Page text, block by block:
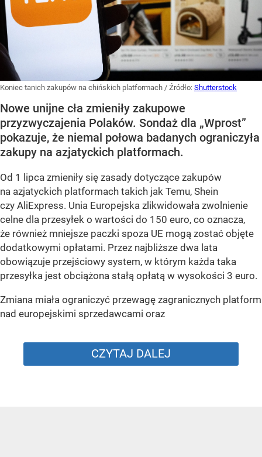
Koniec tanich zakupów na chińskich platformach / Źródło: Shutterstock
Nowe unijne cła zmieniły zakupowe
przyzwyczajenia Polaków. Sondaż dla „Wprost”
pokazuje, że niemal połowa badanych ograniczyła
zakupy na azjatyckich platformach.
Od 1 lipca zmieniły się zasady dotyczące zakupów
na azjatyckich platformach takich jak Temu, Shein
czy AliExpress. Unia Europejska zlikwidowała zwolnienie
celne dla przesyłek o wartości do 150 euro, co oznacza,
że również mniejsze paczki spoza UE mogą zostać objęte
dodatkowymi opłatami. Przez najbliższe dwa lata
obowiązuje przejściowy system, w którym każda taka
przesyłka jest obciążona stałą opłatą w wysokości 3 euro.
Zmiana miała ograniczyć przewagę zagranicznych platform
nad europejskimi sprzedawcami oraz
CZYTAJ DALEJ